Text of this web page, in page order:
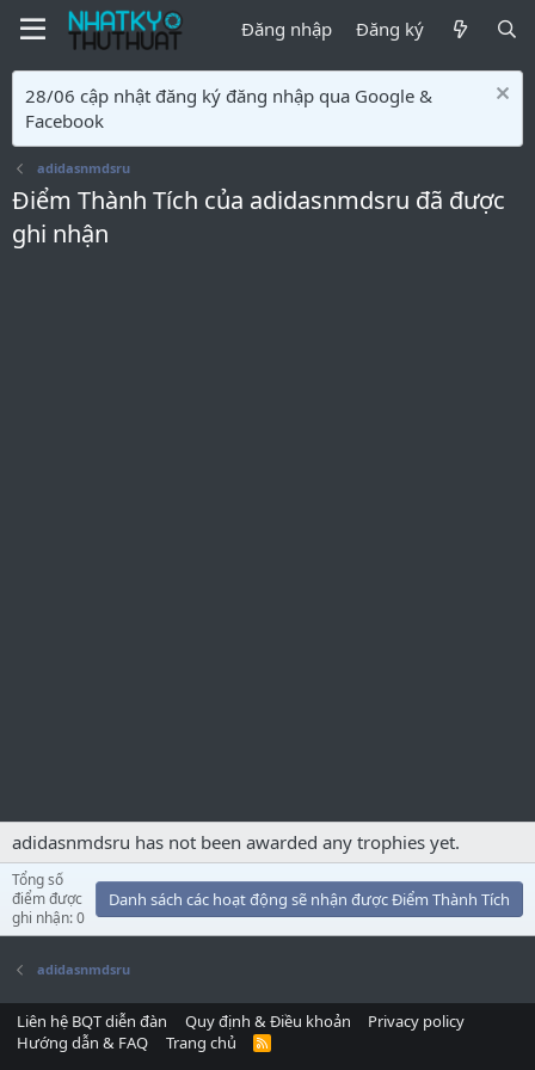
Đăng nhập Đăng ký
28/06 cập nhật đăng ký đăng nhập qua Google &
Facebook
adidasnmdsru
Điểm Thành Tích của adidasnmdsru đã được
ghi nhận
adidasnmdsru has not been awarded any trophies yet.
Tổng số
điểm được
ghi nhận: 0
Danh sách các hoạt động sẽ nhận được Điểm Thành Tích
adidasnmdsru
Liên hệ BQT diễn đàn Quy định & Điều khoản
Privacy policy
Hướng dẫn & FAQ
Trang chủ
R